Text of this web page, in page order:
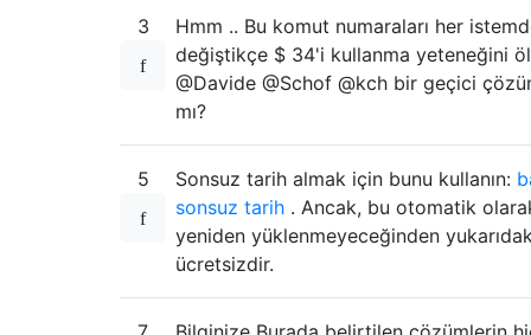
3
Hmm .. Bu komut numaraları her
değiştikçe $ 34'i kullanma yeteneğini
@Davide @Schof @kch bir geçici
mı?
5 Sonsuz tarih almak için bunu kullanın:
sonsuz tarih . Ancak, bu otomatik
yeniden yüklenmeyeceğinden
ücretsizdir.